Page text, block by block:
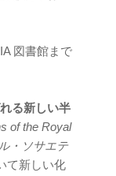
図書館まで
る新しい半
of the Royal
・ソサエテ
て新しい化